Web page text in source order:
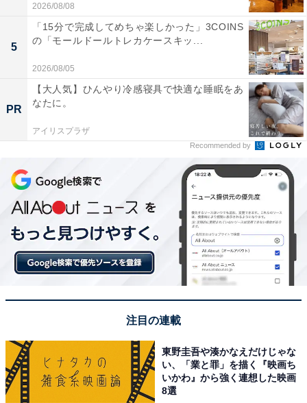
2026/08/08
5
「15分で完成してめちゃ楽しかった」3COINS
の「モールドールトレカケースキッ...
2026/08/05
PR
【大人気】ひんやり冷感寝具で快適な睡眠をあ
なたに。
アイリスプラザ
Recommended by
注目の連載
東野圭吾や湊かなえだけじゃな
い、「業と罪」を描く『映画ち
いかわ』から強く連想した映画
8選